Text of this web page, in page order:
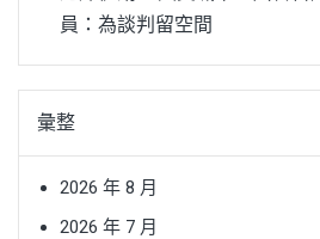
員：為談判留空間
彙整
2026 年 8 月
2026 年 7 月